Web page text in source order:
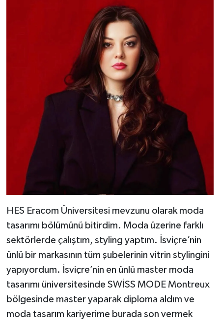
HES Eracom Üniversitesi mevzunu olarak moda
tasarımı bölümünü bitirdim. Moda üzerine farklı
sektörlerde çalıştım, styling yaptım. İsviçre’nin
ünlü bir markasının tüm şubelerinin vitrin stylingini
yapıyordum. İsviçre’nin en ünlü master moda
tasarımı üniversitesinde SWİSS MODE Montreux
bölgesinde master yaparak diploma aldım ve
moda tasarım kariyerime burada son vermek